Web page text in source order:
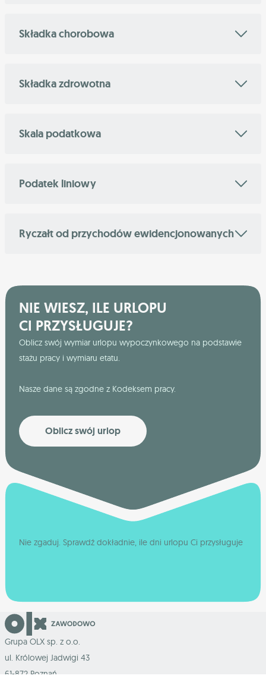
Składka chorobowa
Składka zdrowotna
Skala podatkowa
Podatek liniowy
Ryczałt od przychodów ewidencjonowanych
NIE WIESZ, ILE URLOPU
CI PRZYSŁUGUJE?
Oblicz swój wymiar urlopu wypoczynkowego na podstawie
stażu pracy i wymiaru etatu.
Nasze dane są zgodne z Kodeksem pracy.
Oblicz swój urlop
Nie zgaduj. Sprawdź dokładnie, ile dni urlopu Ci przysługuje
Grupa OLX sp. z o.o.
ul. Królowej Jadwigi 43
61-872 Poznań